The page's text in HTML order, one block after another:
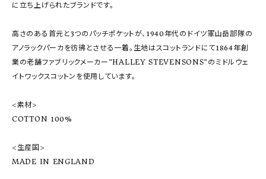
に立ち上げられたブランドです。
高さのある首元と3つのパッチポケットが、1940年代のドイツ軍山岳部隊の
アノラックパーカを彷彿とさせる一着。生地はスコットランドにて1864年創
業の老舗ファブリックメーカー"HALLEY STEVENSONS"のミドルウェ
イトワックスコットンを使用しています。
<素材>
COTTON 100%
<生産国>
MADE IN ENGLAND